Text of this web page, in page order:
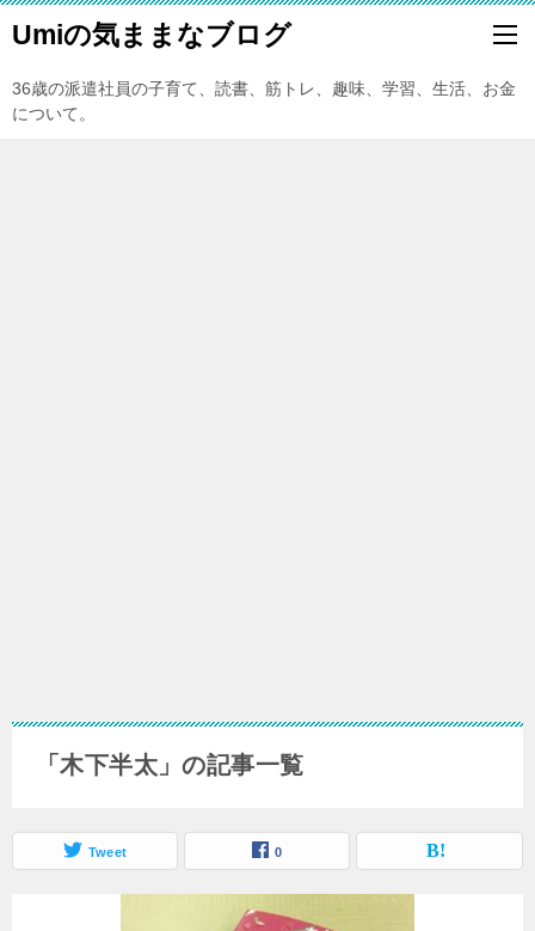
Umiの気ままなブログ
36歳の派遣社員の子育て、読書、筋トレ、趣味、学習、生活、お金
について。
「木下半太」の記事一覧
Tweet 0